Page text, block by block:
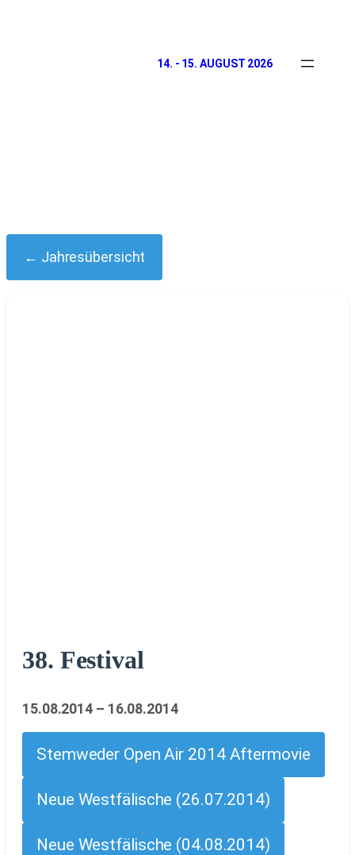
14. - 15. AUGUST 2026
← Jahresübersicht
38. Festival
15.08.2014 – 16.08.2014
Stemweder Open Air 2014 Aftermovie
Neue Westfälische (26.07.2014)
Neue Westfälische (04.08.2014)